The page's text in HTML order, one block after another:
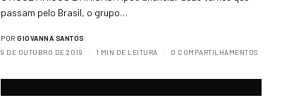
passam pelo Brasil, o grupo…
POR GIOVANNA SANTOS
9 DE OUTUBRO DE 2019
1 MIN DE LEITURA 0 COMPARTILHAMENTOS